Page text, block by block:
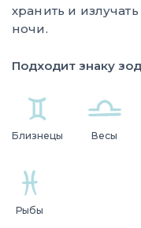
хранить и
ночи.
Подходит знаку
Близнецы Весы
Рыбы